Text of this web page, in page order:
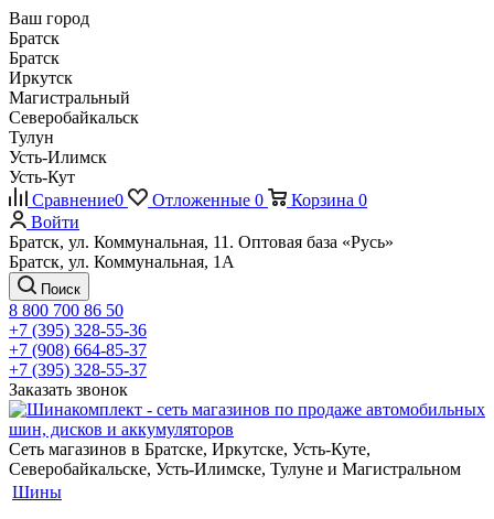
Ваш город
Братск
Братск
Иркутск
Магистральный
Северобайкальск
Тулун
Усть-Илимск
Усть-Кут
Сравнение0 Отложенные 0 Корзина 0
Войти
Братск, ул. Коммунальная, 11. Оптовая база «Русь»
Братск, ул. Коммунальная, 1А
Поиск
8 800 700 86 50
+7 (395) 328-55-36
+7 (908) 664-85-37
+7 (395) 328-55-37
Заказать звонок
Сеть магазинов в Братске, Иркутске, Усть-Куте,
Северобайкальске, Усть-Илимске, Тулуне и Магистральном
Шины